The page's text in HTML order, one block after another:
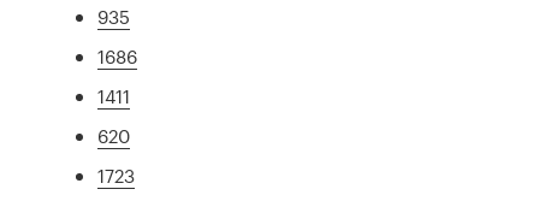
935
1686
1411
620
1723